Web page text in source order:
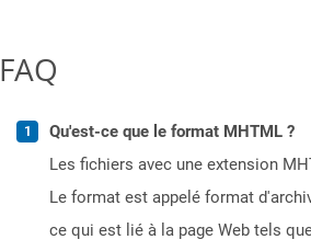
FAQ
Qu'est-ce que le format MHTML ?
Les fichiers avec une extension
Le format est appelé format
ce qui est lié à la page Web tels